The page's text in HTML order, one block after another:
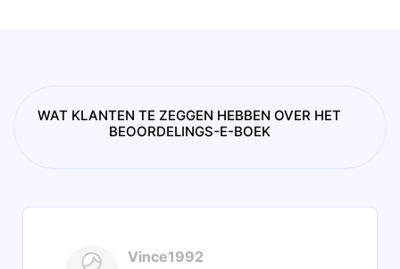
WAT KLANTEN TE ZEGGEN HEBBEN OVER HET
BEOORDELINGS-E-BOEK
Vince1992